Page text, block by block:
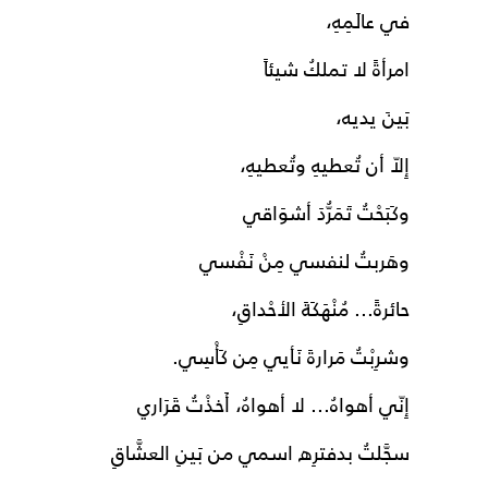
في عالَمِهِ،
امرأةً لا تملكُ شيئاً
بَينَ يديه،
إِلاّ أن تُعطيهِ وتُعطيهِ،
وكَبَحْتُ تَمَرُّدَ أشوَاقي
وهَربتُ لنفسي مِنْ نَفْسي
حائرةً... مُنْهَكَةَ الأحْداقِ،
وشرِبْتُ مَرارةَ نَأيي مِن كَأْسِي.
إِنّي أهواهُ... لا أهواهُ، أَخذْتُ قَرَاري
سجَّلتُ بدفترِه اسمي من بَينِ العشَّاقِ